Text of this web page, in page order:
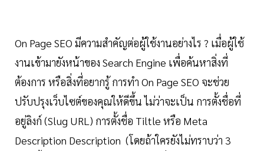
On Page SEO มีความสำคัญต่อผู้ใช้งานอย่างไร ? เมื่อผู้ใช้
งานเข้ามายังหน้าของ Search Engine เพื่อค้นหาสิ่งที่
ต้องการ หรือสิ่งที่อยากรู้ การทำ On Page SEO จะช่วย
ปรับปรุงเว็บไซต์ของคุณให้ดีขึ้น ไม่ว่าจะเป็น การตั้งชื่อที่
อยู่ลิงก์ (Slug URL) การตั้งชื่อ Tiltle หรือ Meta
Description Description (โดยถ้าใครยังไม่ทราบว่า 3